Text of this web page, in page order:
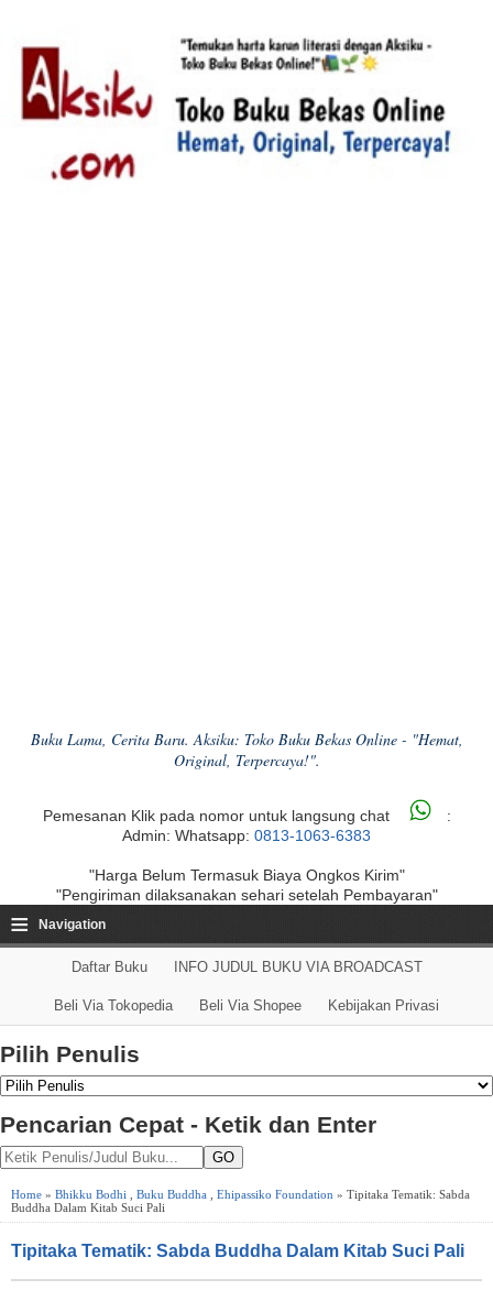
Buku Lama, Cerita Baru. Aksiku: Toko Buku Bekas Online - "Hemat,
Original, Terpercaya!".
Pemesanan Klik pada nomor untuk langsung chat
:
Admin: Whatsapp: 0813-1063-6383
"Harga Belum Termasuk Biaya Ongkos Kirim"
"Pengiriman dilaksanakan sehari setelah Pembayaran"
≡ Navigation
Daftar Buku INFO JUDUL BUKU VIA BROADCAST
Beli Via Tokopedia Beli Via Shopee Kebijakan Privasi
Pilih Penulis
Pencarian Cepat - Ketik dan Enter
GO
Home » Bhikku Bodhi Buku Buddha Ehipassiko Foundation » Tipitaka Tematik: Sabda
Buddha Dalam Kitab Suci Pali
Tipitaka Tematik: Sabda Buddha Dalam Kitab Suci Pali